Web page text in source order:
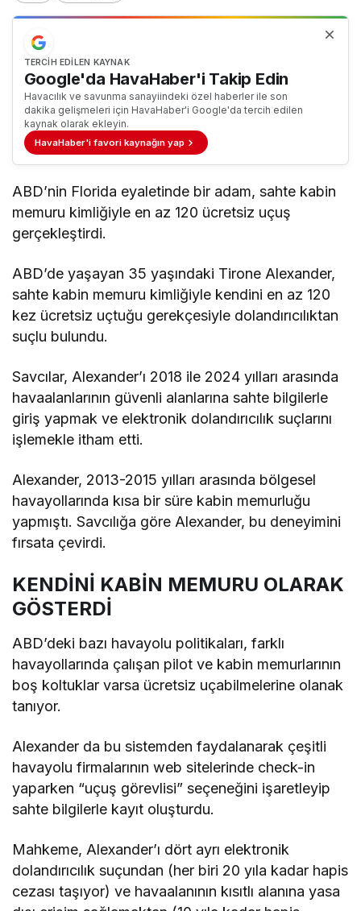
TERCIH EDILEN KAYNAK
Google'da HavaHaber'i Takip Edin
Havacılık ve savunma sanayiindeki özel haberler ile son
dakika gelişmeleri için HavaHaber'i Google'da tercih edilen
kaynak olarak ekleyin.
HavaHaber'i favori kaynağın yap
ABD’nin Florida eyaletinde bir adam, sahte kabin
memuru kimliğiyle en az 120 ücretsiz uçuş
gerçekleştirdi.
ABD’de yaşayan 35 yaşındaki Tirone Alexander,
sahte kabin memuru kimliğiyle kendini en az 120
kez ücretsiz uçtuğu gerekçesiyle dolandırıcılıktan
suçlu bulundu.
Savcılar, Alexander’ı 2018 ile 2024 yılları arasında
havaalanlarının güvenli alanlarına sahte bilgilerle
giriş yapmak ve elektronik dolandırıcılık suçlarını
işlemekle itham etti.
Alexander, 2013-2015 yılları arasında bölgesel
havayollarında kısa bir süre kabin memurluğu
yapmıştı. Savcılığa göre Alexander, bu deneyimini
fırsata çevirdi.
KENDİNİ KABİN MEMURU OLARAK
GÖSTERDİ
ABD’deki bazı havayolu politikaları, farklı
havayollarında çalışan pilot ve kabin memurlarının
boş koltuklar varsa ücretsiz uçabilmelerine olanak
tanıyor.
Alexander da bu sistemden faydalanarak çeşitli
havayolu firmalarının web sitelerinde check-in
yaparken “uçuş görevlisi” seçeneğini işaretleyip
sahte bilgilerle kayıt oluşturdu.
Mahkeme, Alexander’ı dört ayrı elektronik
dolandırıcılık suçundan (her biri 20 yıla kadar hapis
cezası taşıyor) ve havaalanının kısıtlı alanına yasa